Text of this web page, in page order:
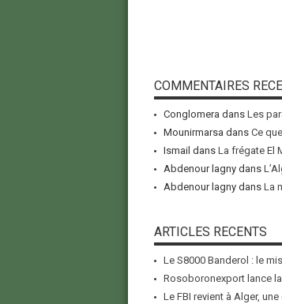
COMMENTAIRES
Conglomera dans Les
Mounirmarsa dans Ce
Ismail dans La frégate El
Abdenour lagnydans
Abdenour lagnydans La
ARTICLES RECENTS
Le S8000 Banderol : le
Rosoboronexport lance
Le FBI revient à Alger,